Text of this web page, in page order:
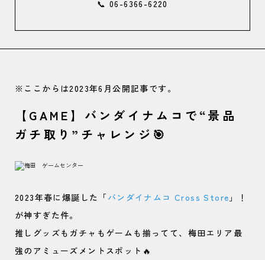
📞 06-6366-6220
※ここからは2023年6月公開記事です。
【GAME】バンダイナムコで“景品
ガチ取り”チャレンジ🎯
2023年春に爆誕した「バンダイナムコ Cross Store 」！
が神すぎた件。
推しグッズもガチャもゲームも揃ってて、梅田エリア最
強のアミューズメントスポット🔥